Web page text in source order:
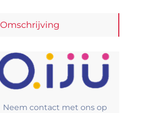
Omschrijving
Neem contact met ons op